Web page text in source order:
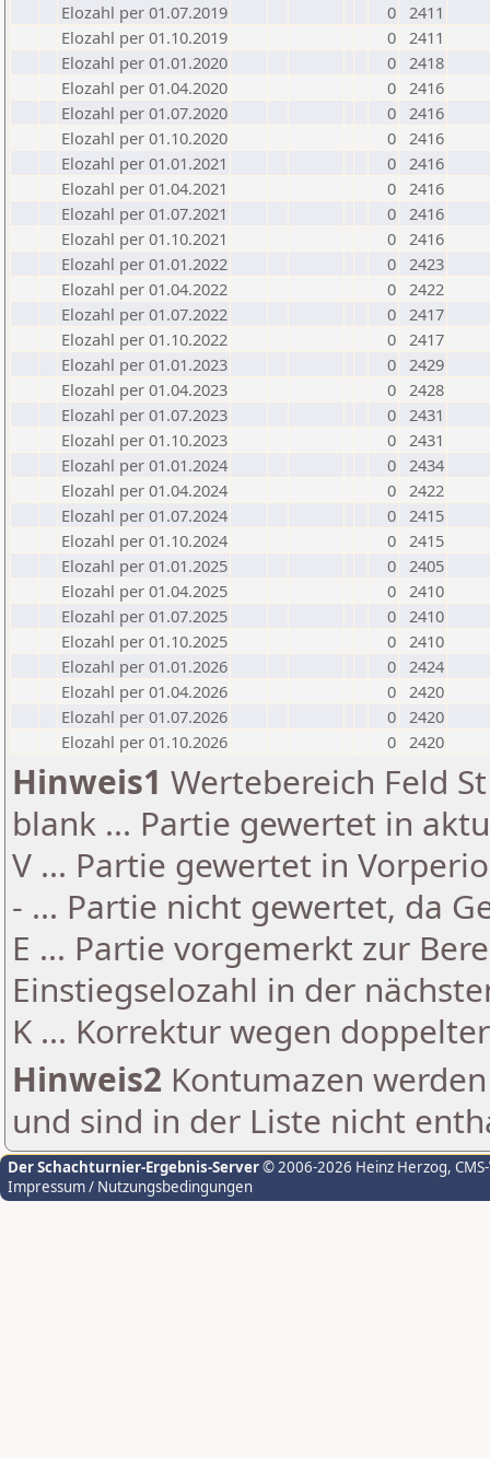
Elozahl per 01.07.2019
0 2411
Elozahl per 01.10.2019
0 2411
Elozahl per 01.01.2020
0 2418
Elozahl per 01.04.2020
0 2416
Elozahl per 01.07.2020
0 2416
Elozahl per 01.10.2020
0 2416
Elozahl per 01.01.2021
0 2416
Elozahl per 01.04.2021
0 2416
Elozahl per 01.07.2021
0 2416
Elozahl per 01.10.2021
0 2416
Elozahl per 01.01.2022
0 2423
Elozahl per 01.04.2022
0 2422
Elozahl per 01.07.2022
0 2417
Elozahl per 01.10.2022
0 2417
Elozahl per 01.01.2023
0 2429
Elozahl per 01.04.2023
0 2428
Elozahl per 01.07.2023
0 2431
Elozahl per 01.10.2023
0 2431
Elozahl per 01.01.2024
0 2434
Elozahl per 01.04.2024
0 2422
Elozahl per 01.07.2024
0 2415
Elozahl per 01.10.2024
0 2415
Elozahl per 01.01.2025
0 2405
Elozahl per 01.04.2025
0 2410
Elozahl per 01.07.2025
0 2410
Elozahl per 01.10.2025
0 2410
Elozahl per 01.01.2026
0 2424
Elozahl per 01.04.2026
0 2420
Elozahl per 01.07.2026
0 2420
Elozahl per 01.10.2026
0 2420
Hinweis1 Wertebereich Feld
blank ... Partie gewertet in
V ... Partie gewertet in
- ... Partie nicht gewertet, da
E ... Partie vorgemerkt zur
Einstiegselozahl in der
K ... Korrektur wegen
Hinweis2 Kontumazen
und sind in der Liste nicht
Der Schachturnier-Ergebnis-Server© 2006-2026 Heinz Herzog,
Impressum / Nutzungsbedingungen